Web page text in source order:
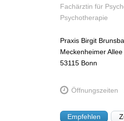
Fachärztin für
Psychotherapie
Praxis Birgit
Meckenheimer
53115 Bonn
Öffnungszeiten
Empfehlen